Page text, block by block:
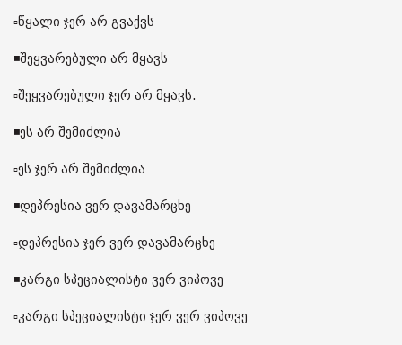
▫️წყალი ჯერ არ გვაქვს
◾️შეყვარებული არ მყავს
▫️შეყვარებული ჯერ არ მყავს.
◾️ეს არ შემიძლია
▫️ეს ჯერ არ შემიძლია
◾️დეპრესია ვერ დავამარცხე
▫️დეპრესია ჯერ ვერ დავამარცხე
◾️კარგი სპეციალისტი ვერ ვიპოვე
▫️კარგი სპეციალისტი ჯერ ვერ ვიპოვე